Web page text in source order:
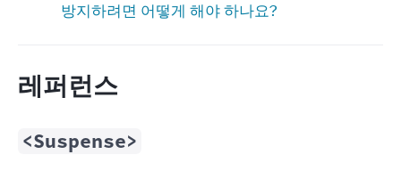
방지하려면 어떻게 해야 하나요?
레퍼런스
<Suspense>